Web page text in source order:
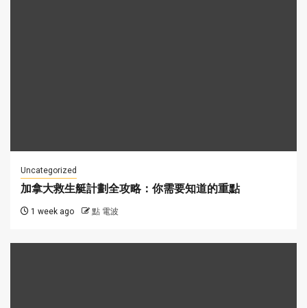
Uncategorized
加拿大救生艇計劃全攻略：你需要知道的重點
1 week ago 點 電波